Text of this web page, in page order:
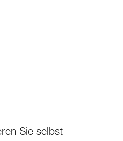
Sie selbst